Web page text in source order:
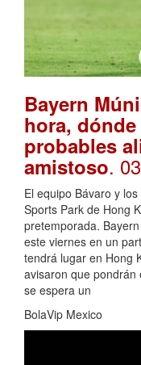
Bayern
hora, dónde
probables
amistoso.
El equipo Bávaro y
Sports Park de Hong
pretemporada.
este viernes en un
tendrá lugar en Hong
avisaron que
se espera un
BolaVip Mexico